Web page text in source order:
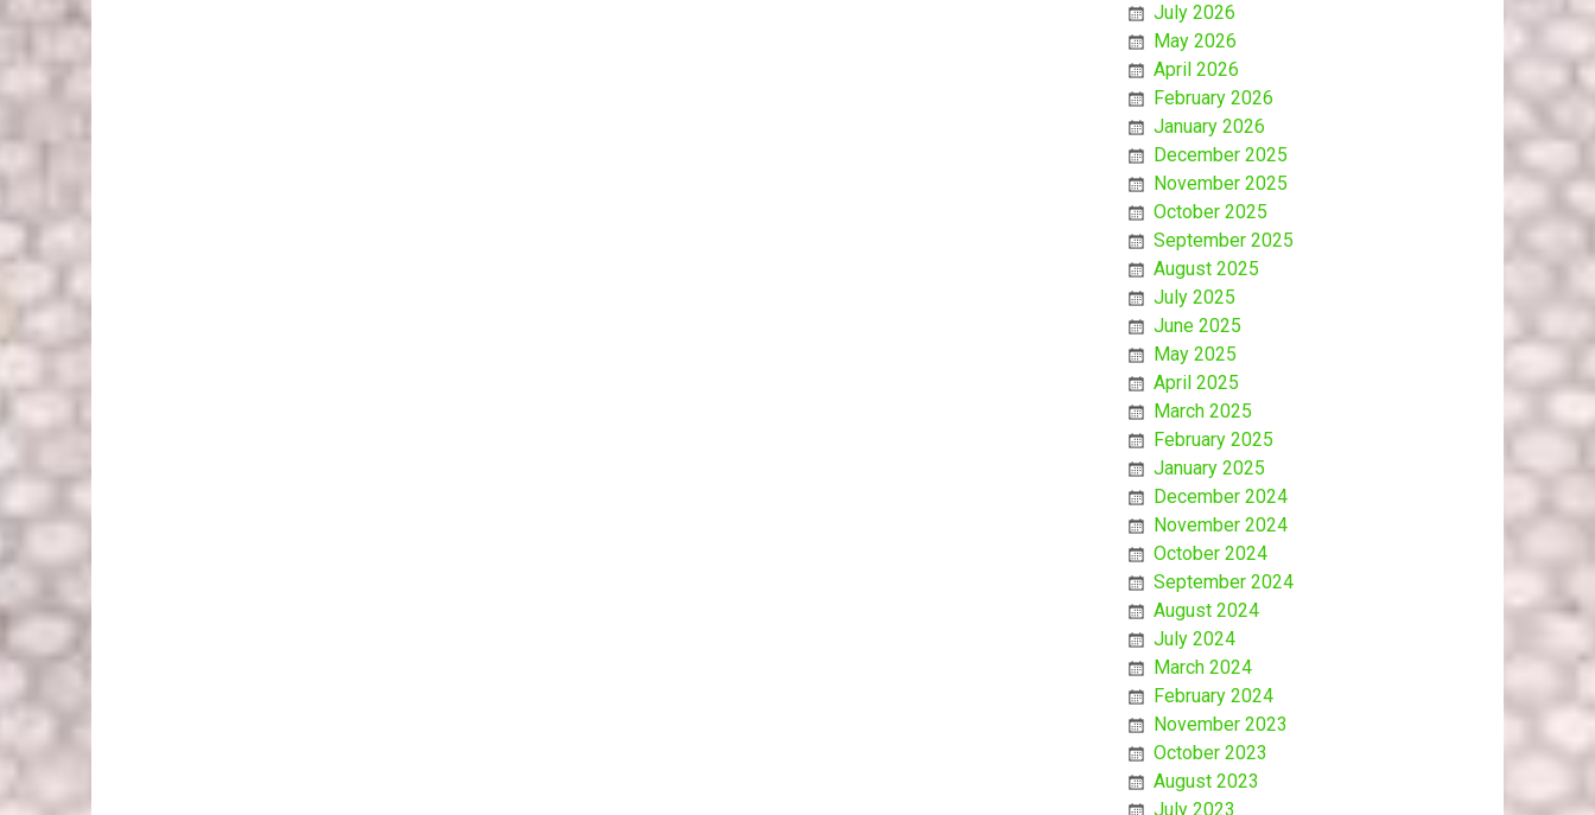
July 2026
May 2026
April 2026
February 2026
January 2026
December 2025
November 2025
October 2025
September 2025
August 2025
July 2025
June 2025
May 2025
April 2025
March 2025
February 2025
January 2025
December 2024
November 2024
October 2024
September 2024
August 2024
July 2024
March 2024
February 2024
November 2023
October 2023
August 2023
July 2023